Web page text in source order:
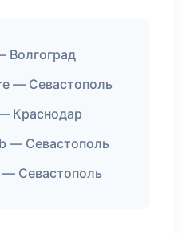
Волгоград
— Севастополь
Краснодар
— Севастополь
Севастополь